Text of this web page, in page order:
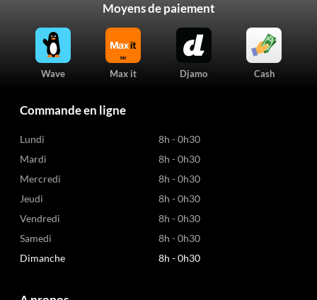
Moyens de paiement
Wave Max it Djamo Cash
Commande en ligne
Lundi
8h - 0h30
Mardi
8h - 0h30
Mercredi
8h - 0h30
Jeudi
8h - 0h30
Vendredi
8h - 0h30
Samedi
8h - 0h30
Dimanche
8h - 0h30